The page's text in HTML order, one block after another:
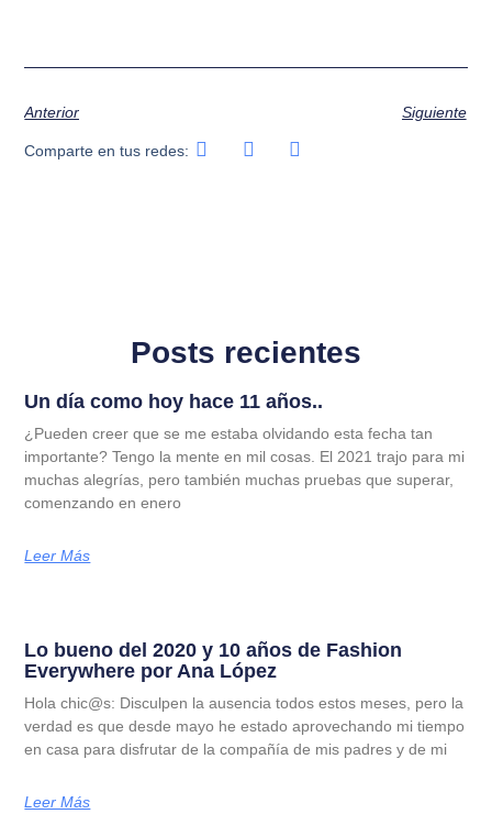
Anterior Siguiente
Comparte en tus redes:
Posts recientes
Un día como hoy hace 11 años..
¿Pueden creer que se me estaba olvidando esta fecha tan
importante? Tengo la mente en mil cosas. El 2021 trajo para mi
muchas alegrías, pero también muchas pruebas que superar,
comenzando en enero
Leer Más
Lo bueno del 2020 y 10 años de Fashion
Everywhere por Ana López
Hola chic@s: Disculpen la ausencia todos estos meses, pero la
verdad es que desde mayo he estado aprovechando mi tiempo
en casa para disfrutar de la compañía de mis padres y de mi
Leer Más